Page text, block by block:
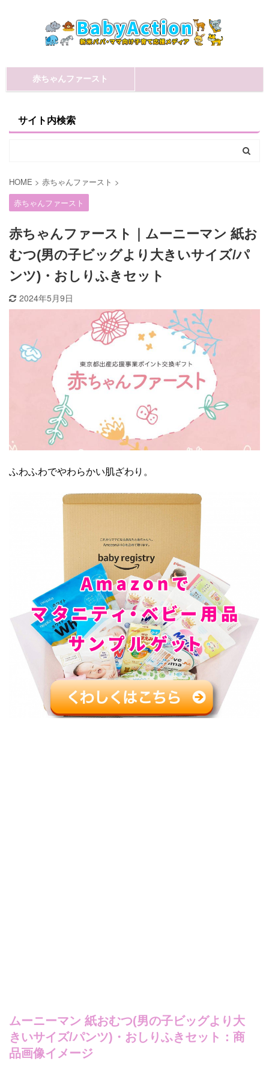
赤ちゃんファースト
サイト内検索
HOME > 赤ちゃんファースト >
赤ちゃんファースト
赤ちゃんファースト｜ムーニーマン 紙お
むつ(男の子ビッグより大きいサイズ/パ
ンツ)・おしりふきセット
2024年5月9日
ふわふわでやわらかい肌ざわり。
ムーニーマン 紙おむつ(男の子ビッグより大
きいサイズ/パンツ)・おしりふきセット：商
品画像イメージ